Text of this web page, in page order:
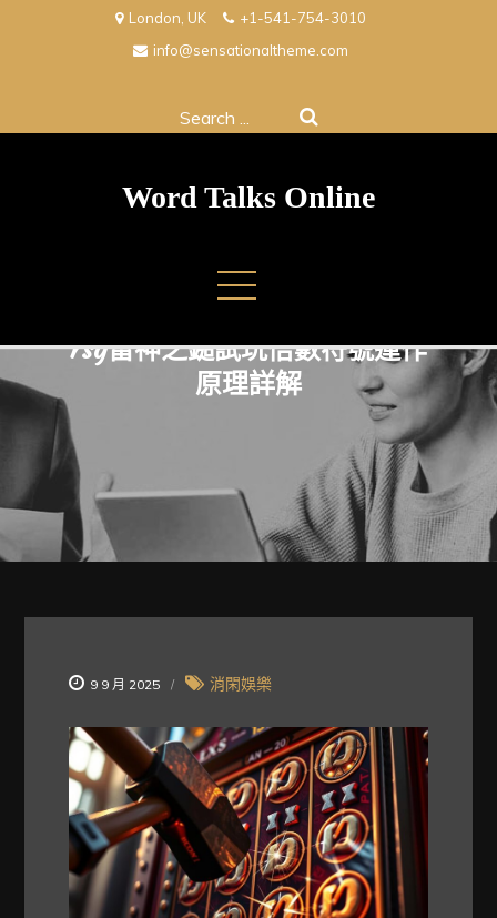
London, UK
+1-541-754-3010
info@sensationaltheme.com
Search
Word Talks Online
rsg雷神之鎚試玩倍數符號運作
原理詳解
9 9 月 2025 消閑娛樂